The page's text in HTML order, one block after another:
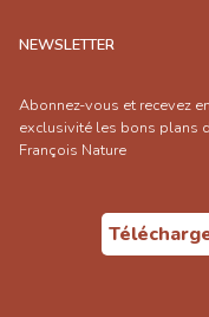
NEWSLETTER
Abonnez-vous et recevez en
exclusivité les bons plans
François Nature